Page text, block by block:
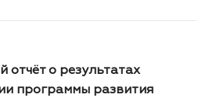
отчёт о результатах
программы развития